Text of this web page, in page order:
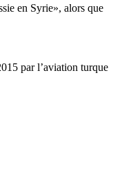
en Syrie», alors que
par l’aviation turque